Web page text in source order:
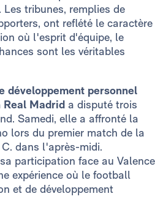
tribunes, remplies de
ont reflété le caractère
où l'esprit d'équipe, le
sont les véritables
développement personnel
Real Madrid a disputé trois
Samedi, elle a affronté la
lors du premier match de la
dans l'après-midi.
participation face au Valence
expérience où le football
et de développement